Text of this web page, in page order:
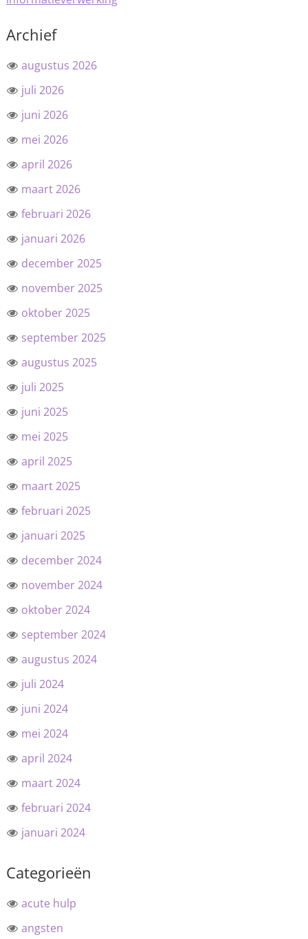
Archief
augustus 2026
juli 2026
juni 2026
mei 2026
april 2026
maart 2026
februari 2026
januari 2026
december 2025
november 2025
oktober 2025
september 2025
augustus 2025
juli 2025
juni 2025
mei 2025
april 2025
maart 2025
februari 2025
januari 2025
december 2024
november 2024
oktober 2024
september 2024
augustus 2024
juli 2024
juni 2024
mei 2024
april 2024
maart 2024
februari 2024
januari 2024
Categorieën
acute hulp
angsten